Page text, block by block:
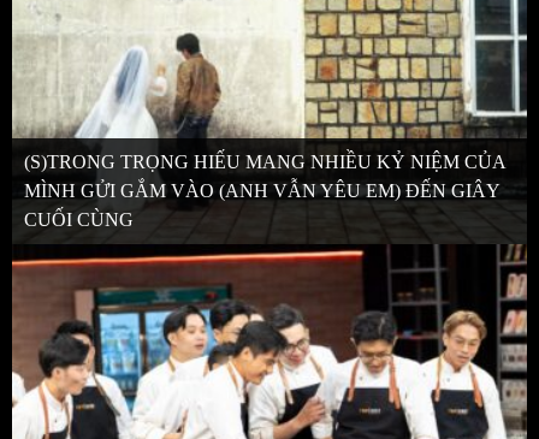
(S)TRONG TRỌNG HIẾU MANG NHIỀU KỶ NIỆM CỦA
MÌNH GỬI GẮM VÀO (ANH VẪN YÊU EM) ĐẾN GIÂY
CUỐI CÙNG